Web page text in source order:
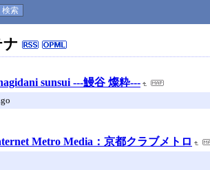
ナ
sunsui ---鰻谷 燦粋---
Metro Media：京都クラブメトロ